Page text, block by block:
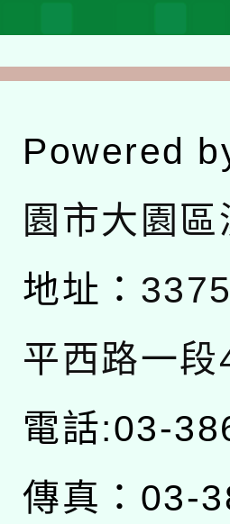
Powered
園市大園
地址：
平西路一段
電話:03-
傳真：03-